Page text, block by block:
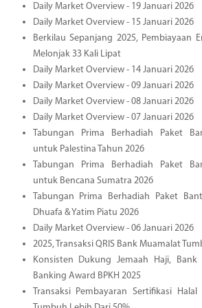
Daily Market Overview - 19 Januari 2026
Daily Market Overview - 15 Januari 2026
Berkilau Sepanjang 2025, Pembiayaan
Melonjak 33 Kali Lipat
Daily Market Overview - 14 Januari 2026
Daily Market Overview - 09 Januari 2026
Daily Market Overview - 08 Januari 2026
Daily Market Overview - 07 Januari 2026
Tabungan Prima Berhadiah Paket
untuk Palestina Tahun 2026
Tabungan Prima Berhadiah Paket
untuk Bencana Sumatra 2026
Tabungan Prima Berhadiah Paket
Dhuafa & Yatim Piatu 2026
Daily Market Overview - 06 Januari 2026
2025, Transaksi QRIS Bank Muamalat
Konsisten Dukung Jemaah Haji,
Banking Award BPKH 2025
Transaksi Pembayaran Sertifikasi